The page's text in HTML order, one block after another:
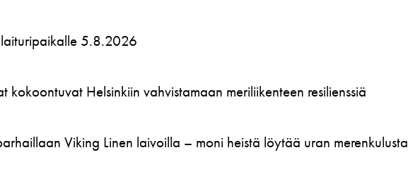
5.8.2026
kokoontuvat Helsinkiin vahvistamaan meriliikenteen resilienssiä
Viking Linen laivoilla – moni heistä löytää uran merenkulusta